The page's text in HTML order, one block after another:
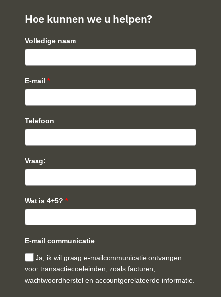
Hoe kunnen we u helpen?
Volledige naam
E-mail *
Telefoon
Vraag:
Wat is 4+5? *
E-mail communicatie
Ja, ik wil graag e-mailcommunicatie ontvangen
voor transactiedoeleinden, zoals facturen,
wachtwoordherstel en accountgerelateerde informatie.